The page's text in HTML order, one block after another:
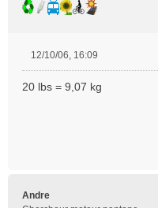
s
n
12/10/06, 16:09
20 lbs = 9,07 kg
Andre